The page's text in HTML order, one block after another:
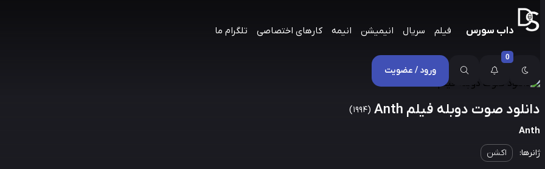
داب سورس فیلم سریال انیمیشن انیمه کارهای اختصاصی تلگرام ما
0
ورود / عضویت
دانلود صوت دوبله فیلم Anth (1994)
Anth
ژانرها: اکشن